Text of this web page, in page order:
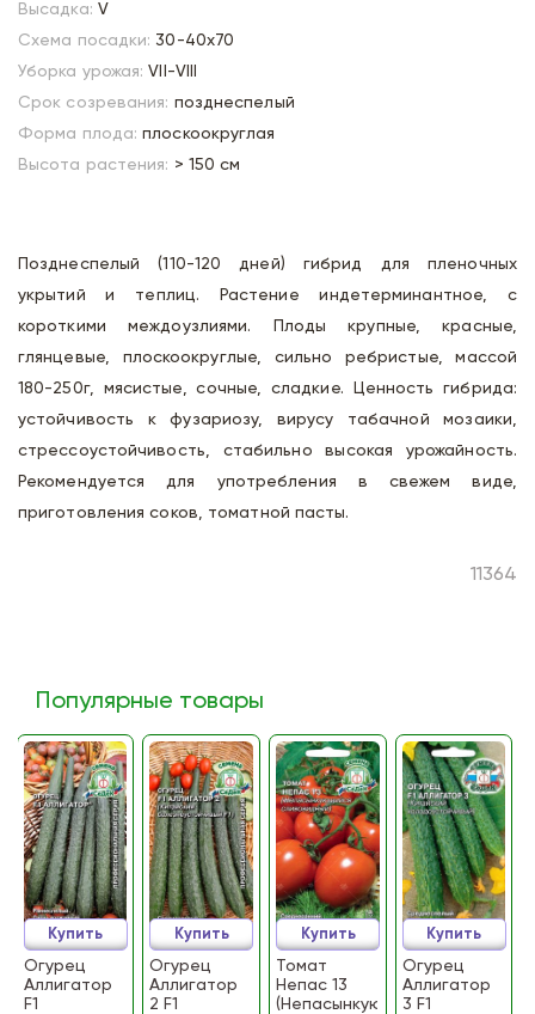
Высадка: V
Схема посадки: 30-40х70
Уборка урожая: VII-VIII
Срок созревания: позднеспелый
Форма плода: плоскоокруглая
Высота растения: > 150 см
Позднеспелый (110-120 дней) гибрид для пленочных
укрытий и теплиц. Растение индетерминантное, с
короткими междоузлиями. Плоды крупные, красные,
глянцевые, плоскоокруглые, сильно ребристые, массой
180-250г, мясистые, сочные, сладкие. Ценность гибрида:
устойчивость к фузариозу, вирусу табачной мозаики,
стрессоустойчивость, стабильно высокая урожайность.
Рекомендуется для употребления в свежем виде,
приготовления соков, томатной пасты.
11364
Популярные товары
Огурец
Аллигатор
F1
Купить
Огурец
Аллигатор
2 F1
Купить
Томат
Непас 13
(Непасынкующийся
Купить
Огурец
Аллигатор
3 F1
Купить